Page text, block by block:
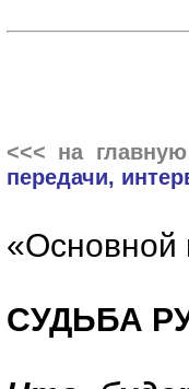
<<< на главную
передачи,
«Основной
СУДЬБА